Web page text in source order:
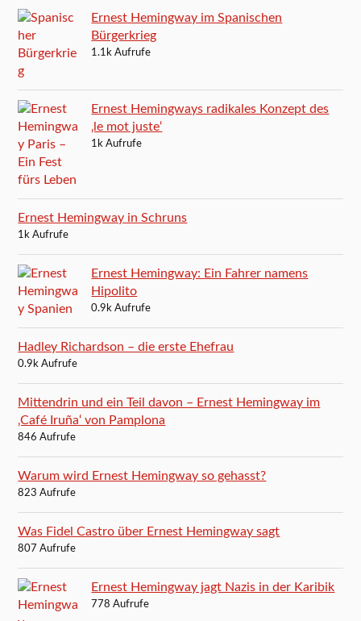
Ernest Hemingway im Spanischen
Bürgerkrieg
1.1k Aufrufe
Ernest Hemingways radikales Konzept des
‚le mot juste‘
1k Aufrufe
Ernest Hemingway in Schruns
1k Aufrufe
Ernest Hemingway: Ein Fahrer namens
Hipolito
0.9k Aufrufe
Hadley Richardson – die erste Ehefrau
0.9k Aufrufe
Mittendrin und ein Teil davon – Ernest Hemingway im
‚Café Iruña‘ von Pamplona
846 Aufrufe
Warum wird Ernest Hemingway so gehasst?
823 Aufrufe
Was Fidel Castro über Ernest Hemingway sagt
807 Aufrufe
Ernest Hemingway jagt Nazis in der Karibik
778 Aufrufe